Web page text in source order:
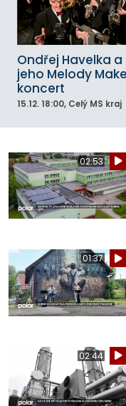
Ondřej Havelka a
jeho Melody
koncert
15.12. 18:00, Celý MS kraj
02:53
01:37
02:44